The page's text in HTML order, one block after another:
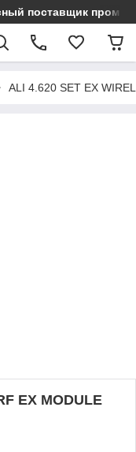
поставщик
ALI 4.620 SET EX
EX MODULE